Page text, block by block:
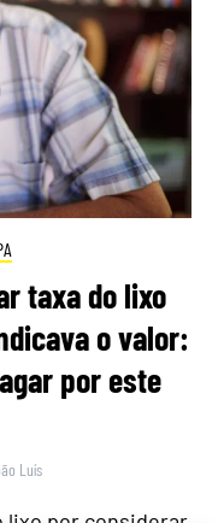
taxa do lixo
o valor:
por este
Luís